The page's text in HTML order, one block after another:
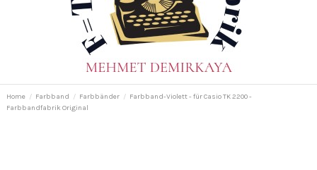
Home Farbband Farbbänder
Farbband-Violett - für Casio TK 2200 -
Farbbandfabrik Original